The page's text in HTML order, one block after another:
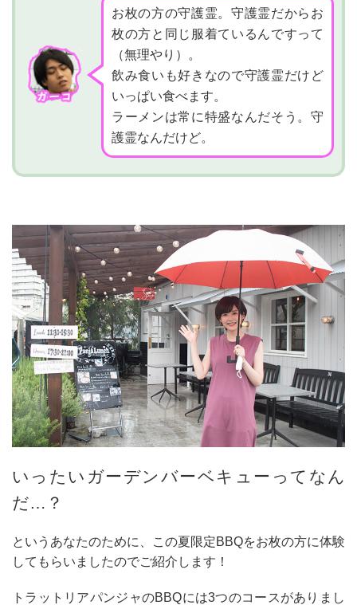
お枚の方の守護霊。守護霊だからお
枚の方と 同じ服着ているんですって
（無理やり）。
飲み食いも好きなので守護霊だけど
いっぱい食べます。
ラーメンは常に特盛なんだそう。守
護霊なんだけど。
いったいガーデンバーベキューってなん
だ…？
というあなたのために、この夏限定BBQをお枚の方に体験
してもらいましたのでご紹介します！
トラットリアパンジャのBBQには3つのコースがありまし